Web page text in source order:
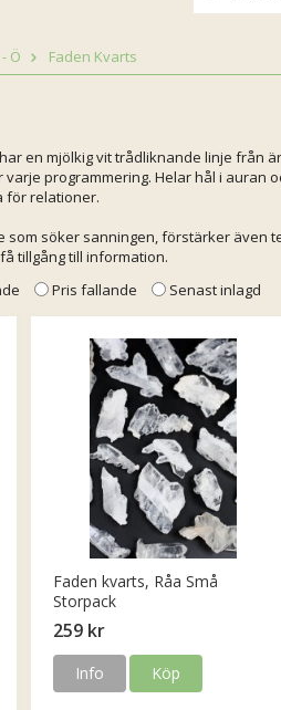
Ö Faden Kvarts
en mjölkig vit trådliknande linje från
programmering. Helar hål i
för relationer.
som söker sanningen, förstärker även
tillgång till information.
Pris fallande Senast inlagd
Faden kvarts, Råa Små
Storpack
259 kr
Info Köp